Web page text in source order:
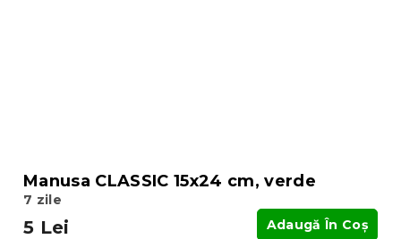
Manusa CLASSIC 15x24 cm, verde
7 zile
5 Lei Adaugă În Coş